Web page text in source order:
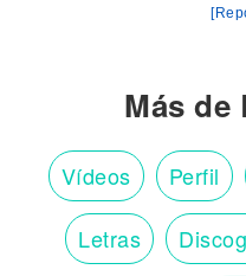
Más de
Vídeos Perfil
Letras